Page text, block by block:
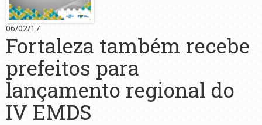
06/02/17
Fortaleza também recebe
prefeitos para
lançamento regional do
IV EMDS